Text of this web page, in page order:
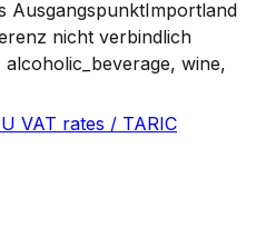
AusgangspunktImportland
nicht verbindlich
alcoholic_beverage, wine,
VAT rates / TARIC